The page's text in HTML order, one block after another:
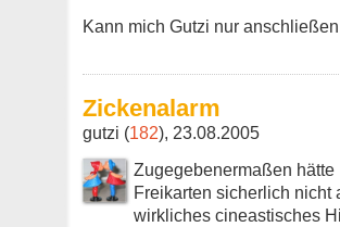
Kann mich Gutzi nur
Zickenalarm
gutzi (182), 23.08.2005
Zugegebenermaßen
Freikarten sicherlich nicht
wirkliches cineastisches